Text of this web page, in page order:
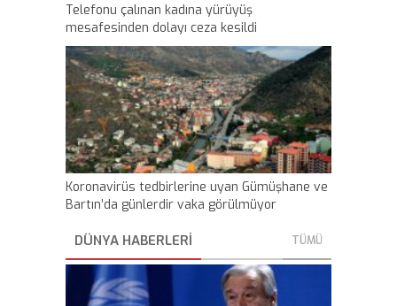
Telefonu çalınan kadına yürüyüş
mesafesinden dolayı ceza kesildi
Koronavirüs tedbirlerine uyan Gümüşhane ve
Bartın’da günlerdir vaka görülmüyor
DÜNYA HABERLERİ TÜMÜ